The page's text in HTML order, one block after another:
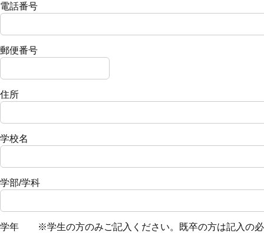
電話番号
郵便番号
住所
学校名
学部/学科
学年 ※学生の方のみご記入ください。既卒の方は記入の必